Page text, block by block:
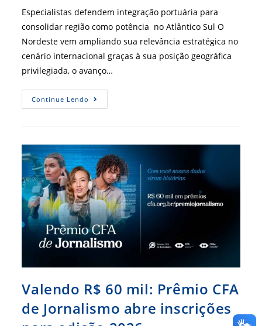
post:
Especialistas defendem integração portuária para
consolidar região como potência no Atlântico Sul O
Nordeste vem ampliando sua relevância estratégica no
cenário internacional graças à sua posição geográfica
privilegiada, o avanço…
Continue Lendo Portos
E
Centro
Da
Logística
Internacional
Valendo R$ 60 mil: Prêmio CFA
de Jornalismo abre inscrições